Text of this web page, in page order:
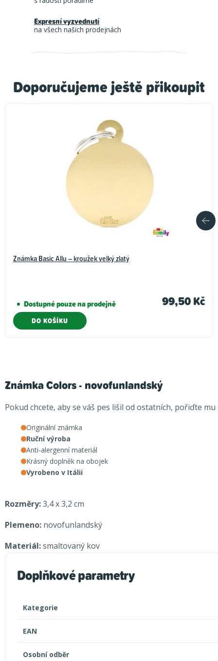
Doporučujeme ještě přikoupit
Známka Basic Allu – kroužek velký zlatý
Dostupné pouze na prodejně 99,50 Kč
DO KOŠÍKU
Expresní vyzvednutí
na všech našich prodejnách
Známka Colors - novofunlandský
Pokud chcete, aby se váš pes lišil od ostatních, pořiďte
Originální známka
Ruční výroba
Anti-alergenní materiál
Krásný doplněk na obojek
Vyrobeno v Itálii
Rozměry:3,4 x 3,2 cm
Plemeno: novofunlandský
Materiál:smaltovaný kov
Doplňkové parametry
Kategorie
EAN
Osobní odběr